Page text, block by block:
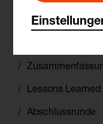
Lessons Learned
Abschlussrunde